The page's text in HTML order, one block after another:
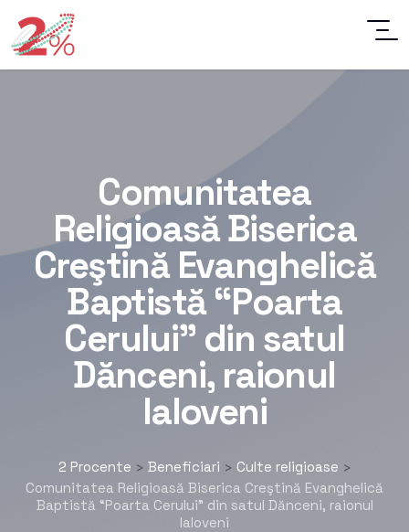
Comunitatea
Religioasă Biserica
Creştină Evanghelică
Baptistă “Poarta
Cerului” din satul
Dănceni, raionul
Ialoveni
2 Procente > Beneficiari > Culte religioase >
Comunitatea Religioasă Biserica Creştină Evanghelică
Baptistă “Poarta Cerului” din satul Dănceni, raionul
Ialoveni